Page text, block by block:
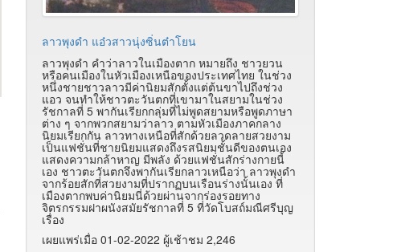
ลาวพุงดำ แอ๋วสาวนุ่งซิ่นต๋าโยน
ลาวพุงดำ คำว่าลาวในเมืองตาก หมายถึง ชาวยวน
หรือคนเมืองในหัวเมืองเหนือของประเทศไทย ในช่วง
หนึ่งชายชาวลาวมีค่านิยมสักตั้งแต่ต้นขาไปถึงช่วง
แอว จนทำให้ชาวตะวันตกที่เขามาในสยามในช่วง
รัชกาลที่ 5 พากันเรียกกลุ่มที่ไม่พูดสยามหรือพูดภาษา
ต่าง ๆ จากพวกสยามว่าลาว ตามหัวเมืองภาคกลาง
นิยมเรียกกัน ลาวทางเหนือที่สักด้วยลวดลายสวยงาม
เป็นแฟชั่นที่ชายนิยมแสดงถึงรสนิยมชั้นดีของตนเอง
แสดงความกล้าหาญ มีพลัง ด้วยแฟชั่นสักร่างกายนี้
เอง ชาวตะวันตกจึงพากันเรียกลาวเหนือว่า ลาวพุงดำ
จากร้อยสักที่สวยงามที่ปรากฏบนเรือนร่างนั้นเอง ที่
เมืองตากพบค่านิยมนี่ด้วยผ่านจากร่องรอยทาง
จิตรกรรมฝาผนังสมัยรัชกาลที่ 5 ที่วัดโบสถ์มณีศรีบุญ
เรื่อง
เผยแพร่เมื่อ 01-02-2022 ผู้เช้าชม 2,246